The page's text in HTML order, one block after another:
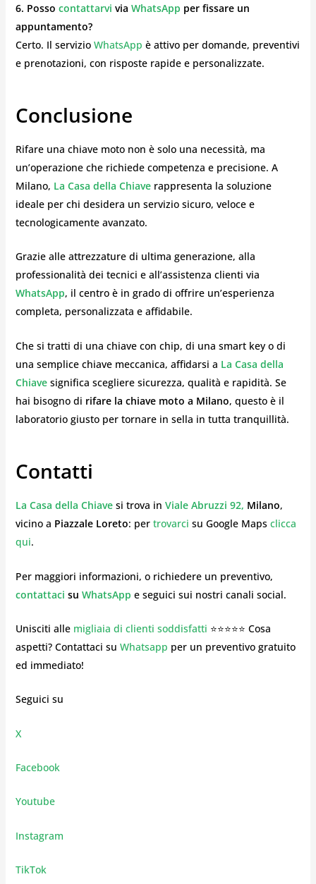
6. Posso contattarvi via WhatsApp per fissare un
appuntamento?
Certo. Il servizio WhatsApp è attivo per domande, preventivi
e prenotazioni, con risposte rapide e personalizzate.
Conclusione
Rifare una chiave moto non è solo una necessità, ma
un’operazione che richiede competenza e precisione. A
Milano, La Casa della Chiaverappresenta la soluzione
ideale per chi desidera un servizio sicuro, veloce e
tecnologicamente avanzato.
Grazie alle attrezzature di ultima generazione, alla
professionalità dei tecnici e all’assistenza clienti via
WhatsApp, il centro è in grado di offrire un’esperienza
completa, personalizzata e affidabile.
Che si tratti di una chiave con chip, di una smart key o di
una semplice chiave meccanica, affidarsi a La Casa della
Chiavesignifica scegliere sicurezza, qualità e rapidità. Se
hai bisogno di rifare la chiave moto a Milano, questo è il
laboratorio giusto per tornare in sella in tutta tranquillità.
Contatti
La Casa della Chiavesi trova in Viale Abruzzi 92, Milano,
vicino a Piazzale Loreto: per trovarci su Google Maps clicca
qui.
Per maggiori informazioni, o richiedere un preventivo,
contattaci su WhatsApp e seguici sui nostri canali social.
Unisciti alle migliaia di clienti soddisfatti ⭐⭐⭐⭐⭐ Cosa
aspetti? Contattaci su Whatsapp per un preventivo gratuito
ed immediato!
Seguici su
X
Facebook
Youtube
Instagram
TikTok